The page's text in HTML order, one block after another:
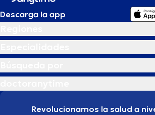
Descarga la app
Revolucionamos la salud a